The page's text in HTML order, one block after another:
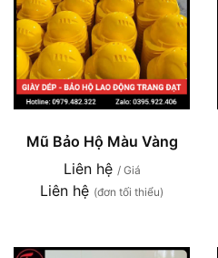
Mũ Bảo Hộ Màu Vàng
Liên hệ / Giá
Liên hệ (đơn tối thiểu)